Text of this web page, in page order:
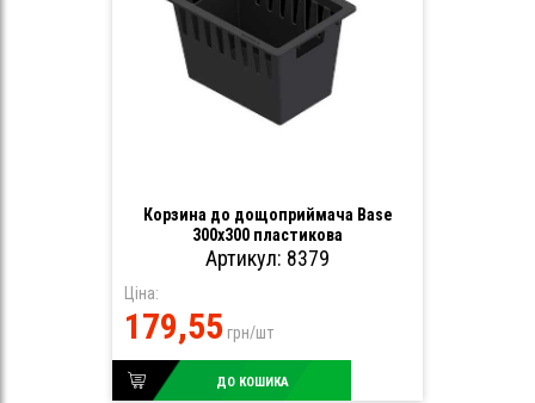
Корзина до дощоприймача Base
300х300 пластикова
Артикул: 8379
Ціна:
179,55 грн/шт
ДО КОШИКА